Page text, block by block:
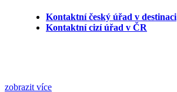
Kontaktní český úřad v destinaci
Kontaktní cizí úřad v ČR
zobrazit více